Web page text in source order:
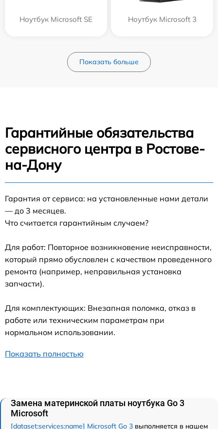
Ноутбук Microsoft SE Ноутбук Microsoft 3
Показать больше
Гарантийные обязательства
сервисного центра в Ростове-
на-Дону
Гарантия от сервиса: на установленные нами детали
— до 3 месяцев.
Что считается гарантийным случаем?
Для работ: Повторное возникновение неисправности,
который прямо обусловлен с качеством проведенного
ремонта (например, неправильная установка
запчасти).
Для комплектующих: Внезапная поломка, отказ в
работе или техническим параметрам при
нормальном использовании.
Показать полностью
Замена материнской платы ноутбука Go 3
Microsoft
[dataset:services:name] Microsoft Go 3 выполняется в нашем